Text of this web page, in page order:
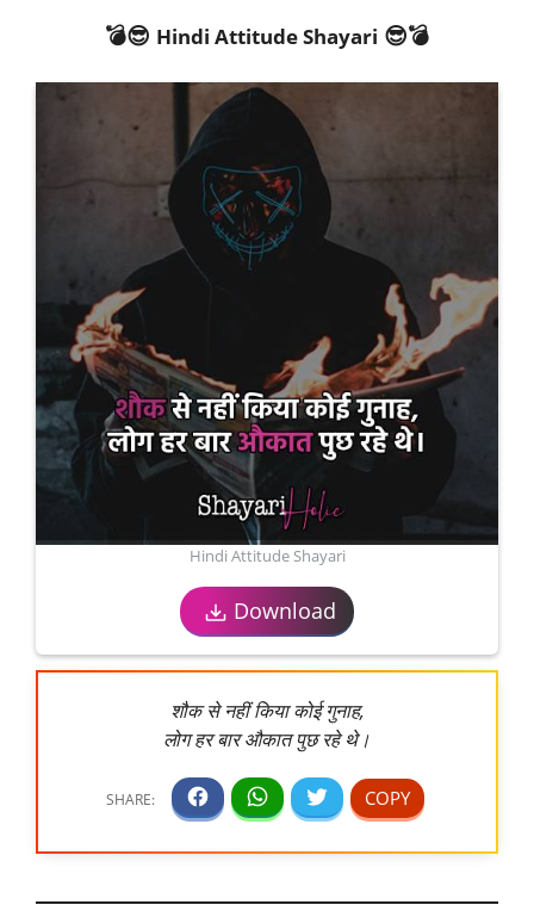
💣😎 Hindi Attitude Shayari 😎💣
Hindi Attitude Shayari
Download
शौक से नहीं किया कोई गुनाह,
लोग हर बार औकात पुछ रहे थे।